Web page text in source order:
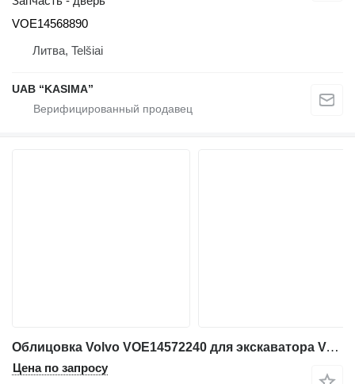
VOE14568890
Литва, Telšiai
UAB “KASIMA”
Облицовка Volvo VOE14572240 для экскаватора Volvo EW230C
Цена по запросу